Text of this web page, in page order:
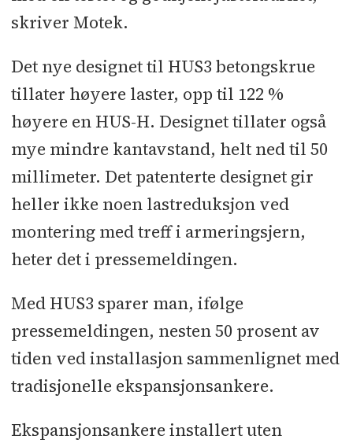
skriver Motek.
Det nye designet til HUS3 betongskrue
tillater høyere laster, opp til 122 %
høyere en HUS-H. Designet tillater også
mye mindre kantavstand, helt ned til 50
millimeter. Det patenterte designet gir
heller ikke noen lastreduksjon ved
montering med treff i armeringsjern,
heter det i pressemeldingen.
Med HUS3 sparer man, ifølge
pressemeldingen, nesten 50 prosent av
tiden ved installasjon sammenlignet med
tradisjonelle ekspansjonsankere.
Ekspansjonsankere installert uten